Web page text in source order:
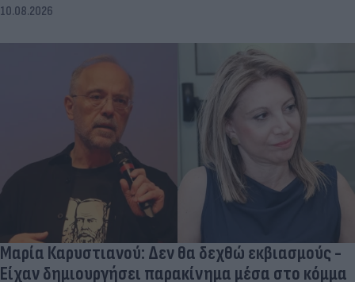
10.08.2026
Μαρία Καρυστιανού: Δεν θα δεχθώ εκβιασμούς -
Είχαν δημιουργήσει παρακίνημα μέσα στο κόμμα